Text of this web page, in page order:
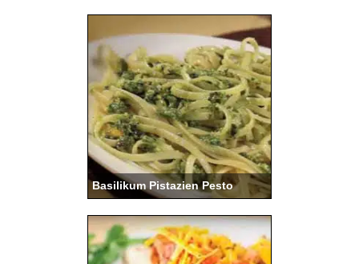
Basilikum Pistazien Pesto